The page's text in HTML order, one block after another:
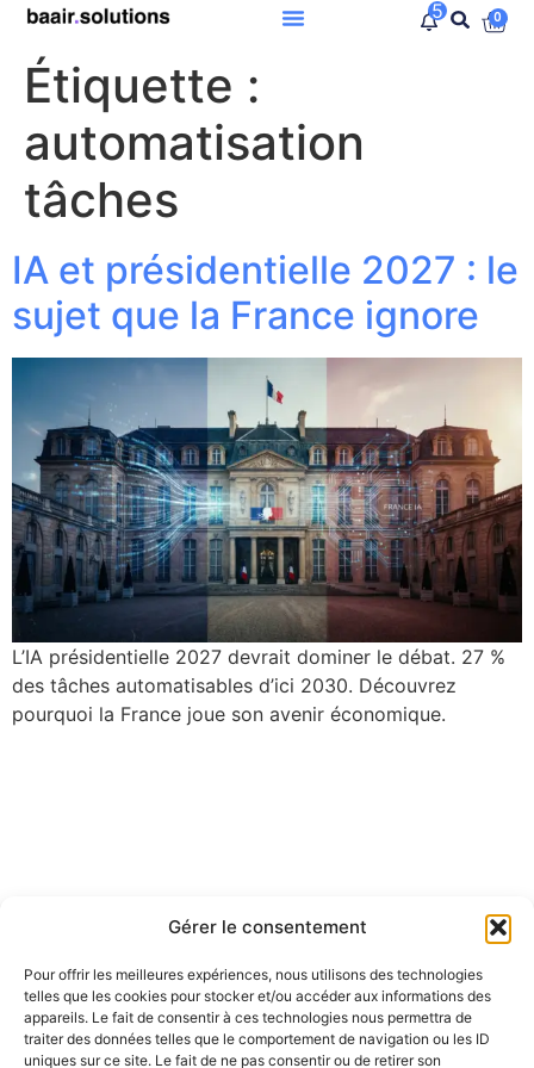
Gérer le consentement
Pour offrir les meilleures expériences, nous utilisons des technologies
telles que les cookies pour stocker et/ou accéder aux informations des
appareils. Le fait de consentir à ces technologies nous permettra de
traiter des données telles que le comportement de navigation ou les ID
uniques sur ce site. Le fait de ne pas consentir ou de retirer son
5 0
Étiquette :
automatisation
tâches
IA et présidentielle 2027 : le
sujet que la France ignore
L’IA présidentielle 2027 devrait dominer le débat. 27 %
des tâches automatisables d’ici 2030. Découvrez
pourquoi la France joue son avenir économique.